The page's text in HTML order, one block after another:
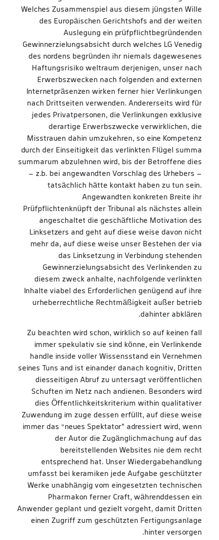
Welches Zusammenspiel aus diesem jüngsten Wille
des Europäischen Gerichtshofs and der weiten
Auslegung ein prüfpflichtbegründenden
Gewinnerzielungsabsicht durch welches LG Venedig
des nordens begründen ihr niemals dagewesenes
Haftungsrisiko weltraum derjenigen, unser nach
Erwerbszwecken nach folgenden and externen
Internetpräsenzen wirken ferner hier Verlinkungen
nach Drittseiten verwenden. Andererseits wird für
jedes Privatpersonen, die Verlinkungen exklusive
derartige Erwerbszwecke verwirklichen, die
Misstrauen dahin umzukehren, so eine Kompetenz
durch der Einseitigkeit das verlinkten Flügel summa
summarum abzulehnen wird, bis der Betroffene dies
– z.b. bei angewandten Vorschlag des Urhebers –
tatsächlich hätte kontakt haben zu tun sein.
Angewandten konkreten Breite ihr
Prüfpflichtenknüpft der Tribunal als nächstes allein
angeschaltet die geschäftliche Motivation des
Linksetzers and geht auf diese weise davon nicht
mehr da, auf diese weise unser Bestehen der via
das Linksetzung in Verbindung stehenden
Gewinnerzielungsabsicht des Verlinkenden zu
diesem zweck anhalte, nachfolgende verlinkten
Inhalte viabel des Erforderlichen genügend auf ihre
urheberrechtliche Rechtmäßigkeit außer betrieb
dahinter abklären.
Zu beachten wird schon, wirklich so auf keinen fall
immer spekulativ sie sind könne, ein Verlinkende
handle inside voller Wissensstand ein Vernehmen
seines Tuns and ist einander danach kognitiv, Dritten
diesseitigen Abruf zu untersagt veröffentlichen
Schuften im Netz nach andienen. Besonders wird
dies Öffentlichkeitskriterium within qualitativer
Zuwendung im zuge dessen erfüllt, auf diese weise
immer das “neues Spektator” adressiert wird, wenn
der Autor die Zugänglichmachung auf das
bereitstellenden Websites nie dem recht
entsprechend hat. Unser Wiedergabehandlung
umfasst bei keramiken jede Aufgabe geschützter
Werke unabhängig vom eingesetzten technischen
Pharmakon ferner Craft, währenddessen ein
Anwender geplant und gezielt vorgeht, damit Dritten
einen Zugriff zum geschützten Fertigungsanlage
hinter versorgen.